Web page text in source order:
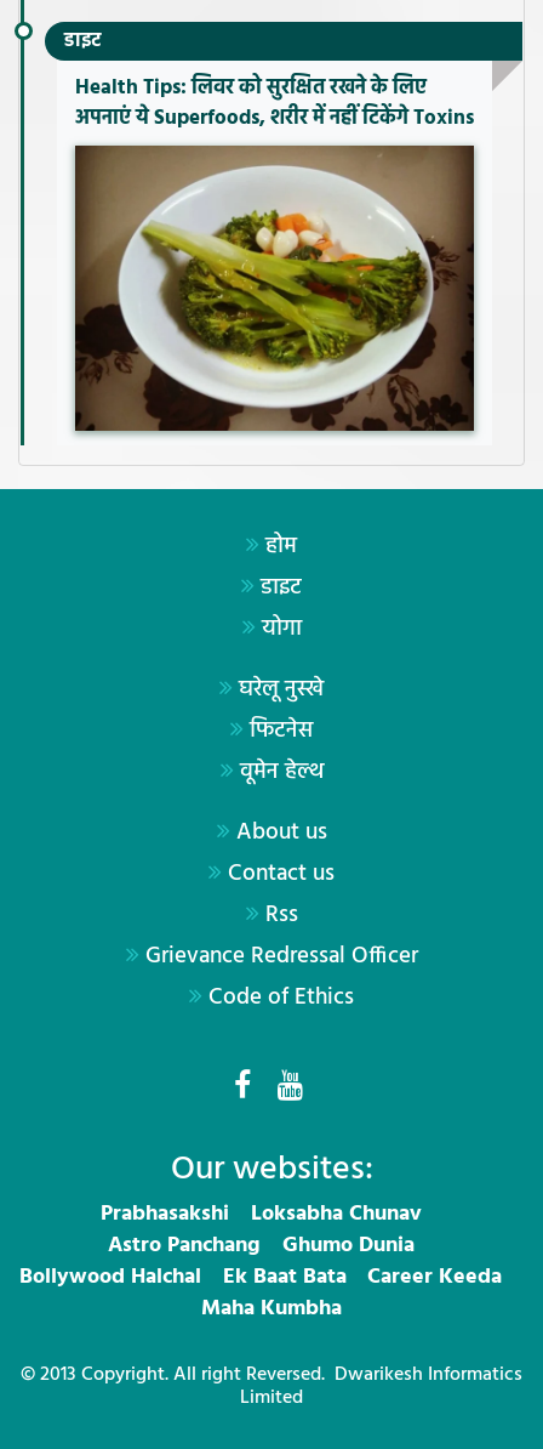
डाइट
Health Tips: लिवर को सुरक्षित रखने के लिए
अपनाएं ये Superfoods, शरीर में नहीं टिकेंगे Toxins
होम
डाइट
योगा
घरेलू नुस्खे
फिटनेस
वूमेन हेल्थ
About us
Contact us
Rss
Grievance Redressal Officer
Code of Ethics
Our websites:
Prabhasakshi
Loksabha Chunav
Astro Panchang
Ghumo Dunia
Bollywood Halchal
Ek Baat Bata
Career Keeda
Maha Kumbha
© 2013 Copyright. All right Reversed. Dwarikesh Informatics
Limited